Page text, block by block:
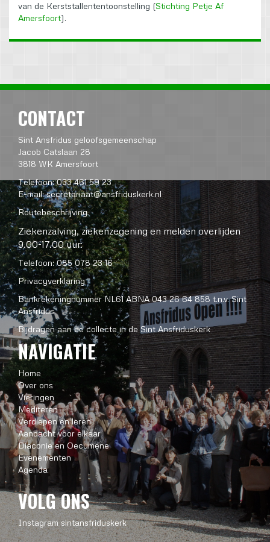
van de Kerststallententoonstelling (Stichting Petje Af
Amersfoort).
CONTACT
Sint Ansfridus geloofsgemeenschap
Jacob Catslaan 28
3818 WK Amersfoort
Telefoon: 033 461 59 23
E-mail:secretariaat@ansfriduskerk.nl
Routebeschrijving
Ziekenzalving, ziekenzegening en melden overlijden
9.00-17.00 uur:
Telefoon: 085 078 23 16
Privacyverklaring
Bankrekeningnummer NL61 ABNA 043 26 64 858 t.n.v. Sint
Ansfridus
Bijdragen aan de collecte in de Sint Ansfriduskerk
NAVIGATIE
Home
Over ons
Vieringen
Mediteren
Verdiepen en leren
Aandacht voor elkaar
Diaconie en Oecumene
Evenementen
Agenda
VOLG ONS
Instagram sintansfriduskerk